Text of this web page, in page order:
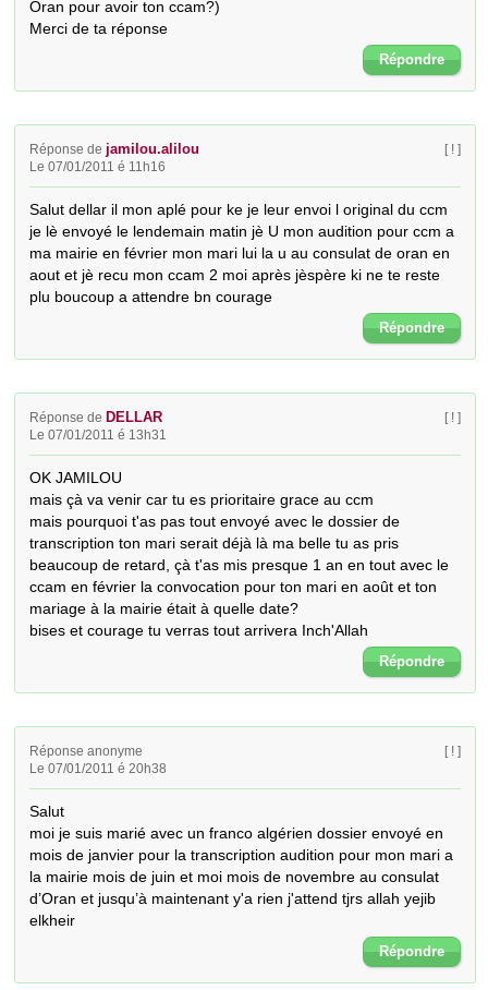
Oran pour avoir ton ccam?)
Merci de ta réponse
Répondre
Réponse de jamilou.alilou
Le 07/01/2011 é 11h16
[ ! ]
Salut dellar il mon aplé pour ke je leur envoi l original du ccm
je lè envoyé le lendemain matin jè U mon audition pour ccm a
ma mairie en février mon mari lui la u au consulat de oran en
aout et jè recu mon ccam 2 moi après jèspère ki ne te reste
plu boucoup a attendre bn courage
Répondre
Réponse de DELLAR
Le 07/01/2011 é 13h31
[ ! ]
OK JAMILOU
mais çà va venir car tu es prioritaire grace au ccm
mais pourquoi t'as pas tout envoyé avec le dossier de
transcription ton mari serait déjà là ma belle tu as pris
beaucoup de retard, çà t'as mis presque 1 an en tout avec le
ccam en février la convocation pour ton mari en août et ton
mariage à la mairie était à quelle date?
bises et courage tu verras tout arrivera Inch'Allah
Répondre
Réponse anonyme
Le 07/01/2011 é 20h38
[ ! ]
Salut
moi je suis marié avec un franco algérien dossier envoyé en
mois de janvier pour la transcription audition pour mon mari a
la mairie mois de juin et moi mois de novembre au consulat
d’Oran et jusqu’à maintenant y'a rien j'attend tjrs allah yejib
elkheir
Répondre